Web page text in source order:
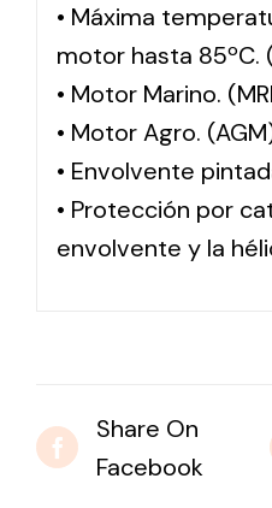
• Máxima
motor hasta 85ºC.
• Motor Marino.
• Motor Agro.
• Envolvente
• Protección por
envolvente y la
Share On
Facebook